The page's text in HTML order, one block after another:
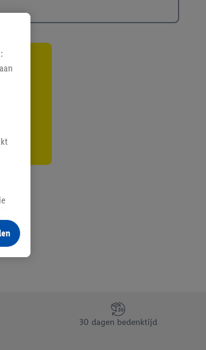
30 dagen bedenktijd